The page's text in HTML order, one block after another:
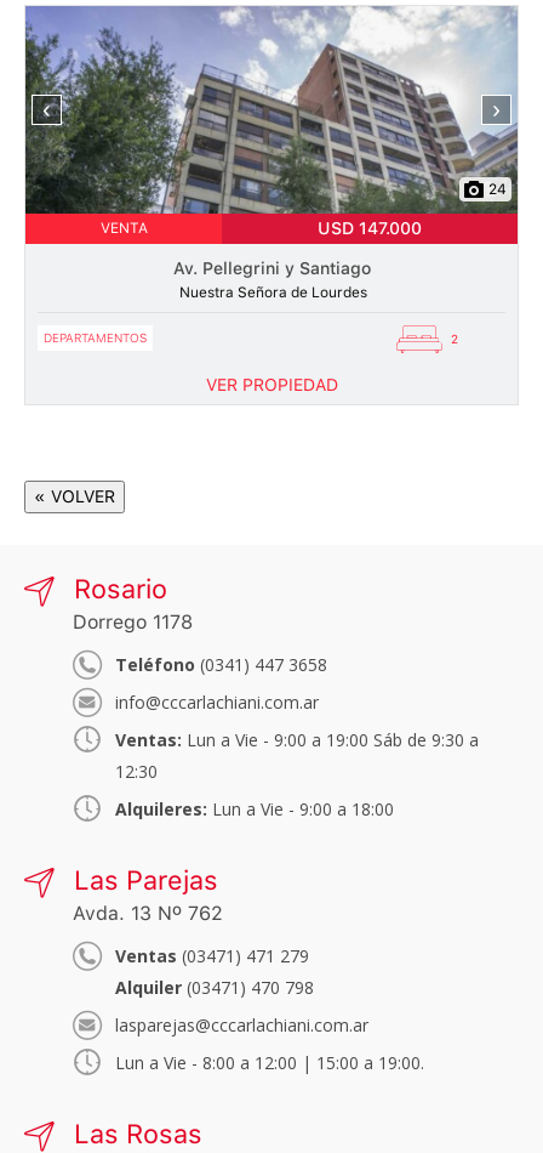
‹ ›
24
VENTA USD 147.000
Av. Pellegrini y Santiago
Nuestra Señora de Lourdes
DEPARTAMENTOS 2
VER PROPIEDAD
« VOLVER
Rosario
Dorrego 1178
Teléfono (0341) 447 3658
info@cccarlachiani.com.ar
Ventas: Lun a Vie - 9:00 a 19:00 Sáb de 9:30 a
12:30
Alquileres: Lun a Vie - 9:00 a 18:00
Las Parejas
Avda. 13 Nº 762
Ventas (03471) 471 279
Alquiler (03471) 470 798
lasparejas@cccarlachiani.com.ar
Lun a Vie - 8:00 a 12:00 | 15:00 a 19:00.
Las Rosas